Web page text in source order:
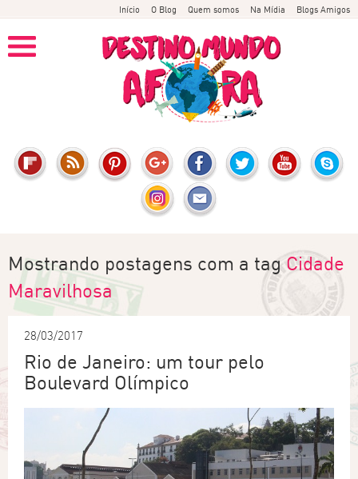
Início O Blog Quem somos Na Mídia Blogs Amigos
Mostrando postagens com a tagCidade
Maravilhosa
28/03/2017
Rio de Janeiro: um tour pelo
Boulevard Olímpico